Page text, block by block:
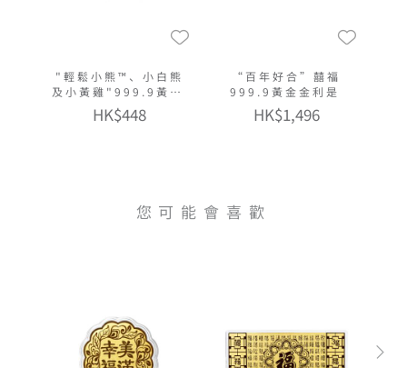
"輕鬆小熊™、小白熊
及小黃雞"999.9黃金
多功能金章掛飾
HK$448
“百年好合”囍福
999.9黃金金利是
HK$1,496
您可能會喜歡